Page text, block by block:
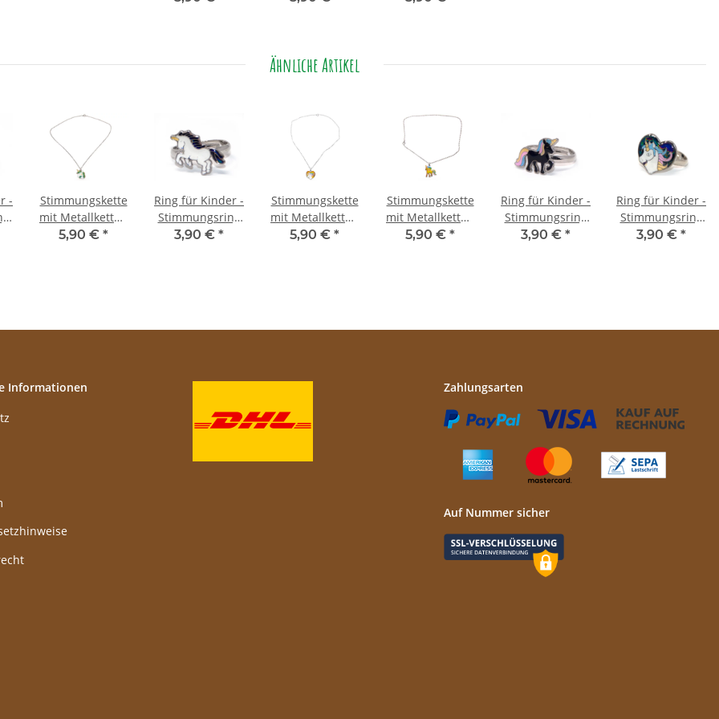
Ähnliche Artikel
-
Stimmungskette
mit Metallkette -
Einhorn Star
5,90 € *
Ring für Kinder -
Stimmungsring
weißes Einhorn
3,90 € *
Stimmungskette
mit Metallkette -
Einhorn Herz
5,90 € *
Stimmungskette
mit Metallkette -
Einhorn
5,90 € *
Ring für Kinder -
Stimmungsring
Einhorn
3,90 € *
Ring für Kinder -
Stimmungsring
Einhorn Herz
3,90 € *
Informationen Zahlungsarten
Auf Nummer sicher